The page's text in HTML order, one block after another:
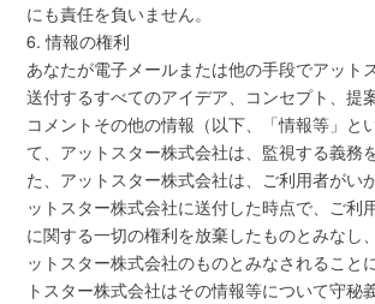
にも責任を負いません。
6. 情報の権利
あなたが電子メールまたは他の手段でアット
送付するすべてのアイデア、コンセプト、提
コメントその他の情報（以下、「情報等」と
て、アットスター株式会社は、監視する義務
た、アットスター株式会社は、ご利用者がい
ットスター株式会社に送付した時点で、ご利
に関する一切の権利を放棄したものとみなし
ットスター株式会社のものとみなされること
トスター株式会社はその情報等について守秘